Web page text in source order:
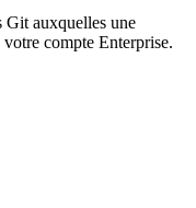
Git auxquelles une
compte Enterprise.